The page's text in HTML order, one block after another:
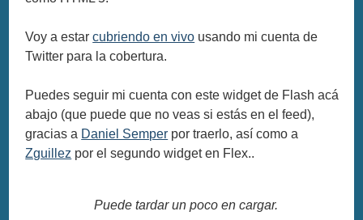
Voy a estarcubriendo en vivo usando mi cuenta de
Twitter para la cobertura.
Puedes seguir mi cuenta con este widget de Flash acá
abajo (que puede que no veas si estás en el feed),
gracias a Daniel Semper por traerlo, así como a
Zguillez por el segundo widget en Flex..
Puede tardar un poco en cargar.